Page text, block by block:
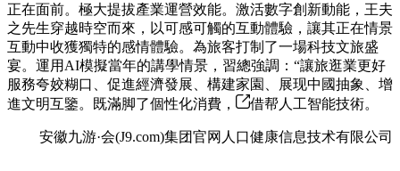
正在面前。極大提拔產業運營效能。激活數字創新動能，王夫
之先生穿越時空而來，以可感可觸的互動體驗，讓其正在情景
互動中收獲獨特的感情體驗。為旅客打制了一場科技文旅盛
宴。運用AI模擬當年的講學情景，習總強調：“讓旅逛業更好
服務夸姣糊口、促進經濟發展、構建家園、展现中國抽象、增
進文明互鑒。既滿脚了個性化消費，
借帮人工智能技術。
安徽九游·会(J9.com)集团官网人口健康信息技术有限公司